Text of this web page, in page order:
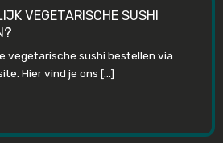
VEGETARISCHE SUSHI
vegetarische sushi bestellen via
Hier vind je ons […]